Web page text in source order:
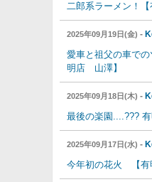
二郎系ラーメン！
2025年09月19日(金) -
愛車と祖父の車で
明店 山澤】
2025年09月18日(木) -
最後の楽園....???
2025年09月17日(水) -
今年初の花火 【有